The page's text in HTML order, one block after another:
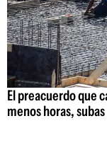
El preacuerdo que
menos horas,